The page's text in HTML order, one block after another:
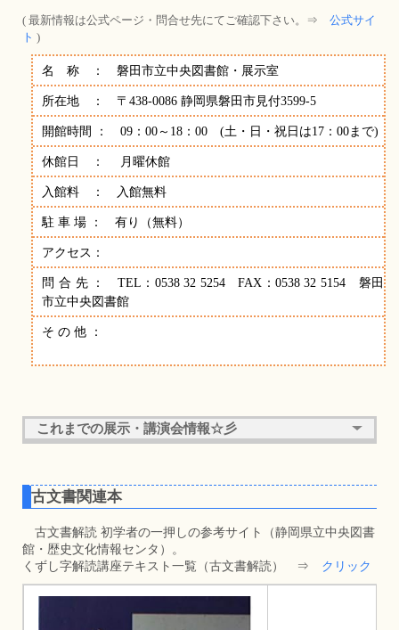
( 最新情報は公式ページ・問合せ先にてご確認下さい。⇒ 公式サイ
ト )
名 称 ： 磐田市立中央図書館・展示室
所在地 ： 〒438-0086 静岡県磐田市見付3599-5
開館時間 ： 09：00～18：00 (土・日・祝日は17：00まで)
休館日 ： 月曜休館
入館料 ： 入館無料
駐 車 場 ： 有り（無料）
アクセス：
問 合 先 ： TEL：0538 32 5254 FAX：0538 32 5154 磐田
市立中央図書館
そ の 他 ：
これまでの展示・講演会情報☆彡
古文書関連本
古文書解読 初学者の一押しの参考サイト（静岡県立中央図書
館・歴史文化情報センタ）。
くずし字解読講座テキスト一覧（古文書解読） ⇒ クリック